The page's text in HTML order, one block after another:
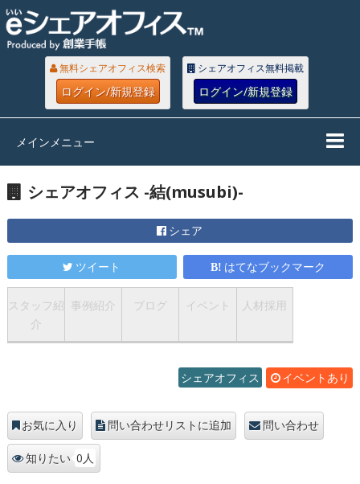
無料シェアオフィス検索
ログイン/新規登録
シェアオフィス無料掲載
ログイン/新規登録
メインメニュー
シェアオフィス -結(musubi)-
シェア
ツイート はてなブックマーク
スタッフ紹
介
事例紹介 ブログ イベント 人材採用
イベントあり
シェアオフィス
お気に入り 問い合わせリストに追加 問い合わせ
知りたい 0人